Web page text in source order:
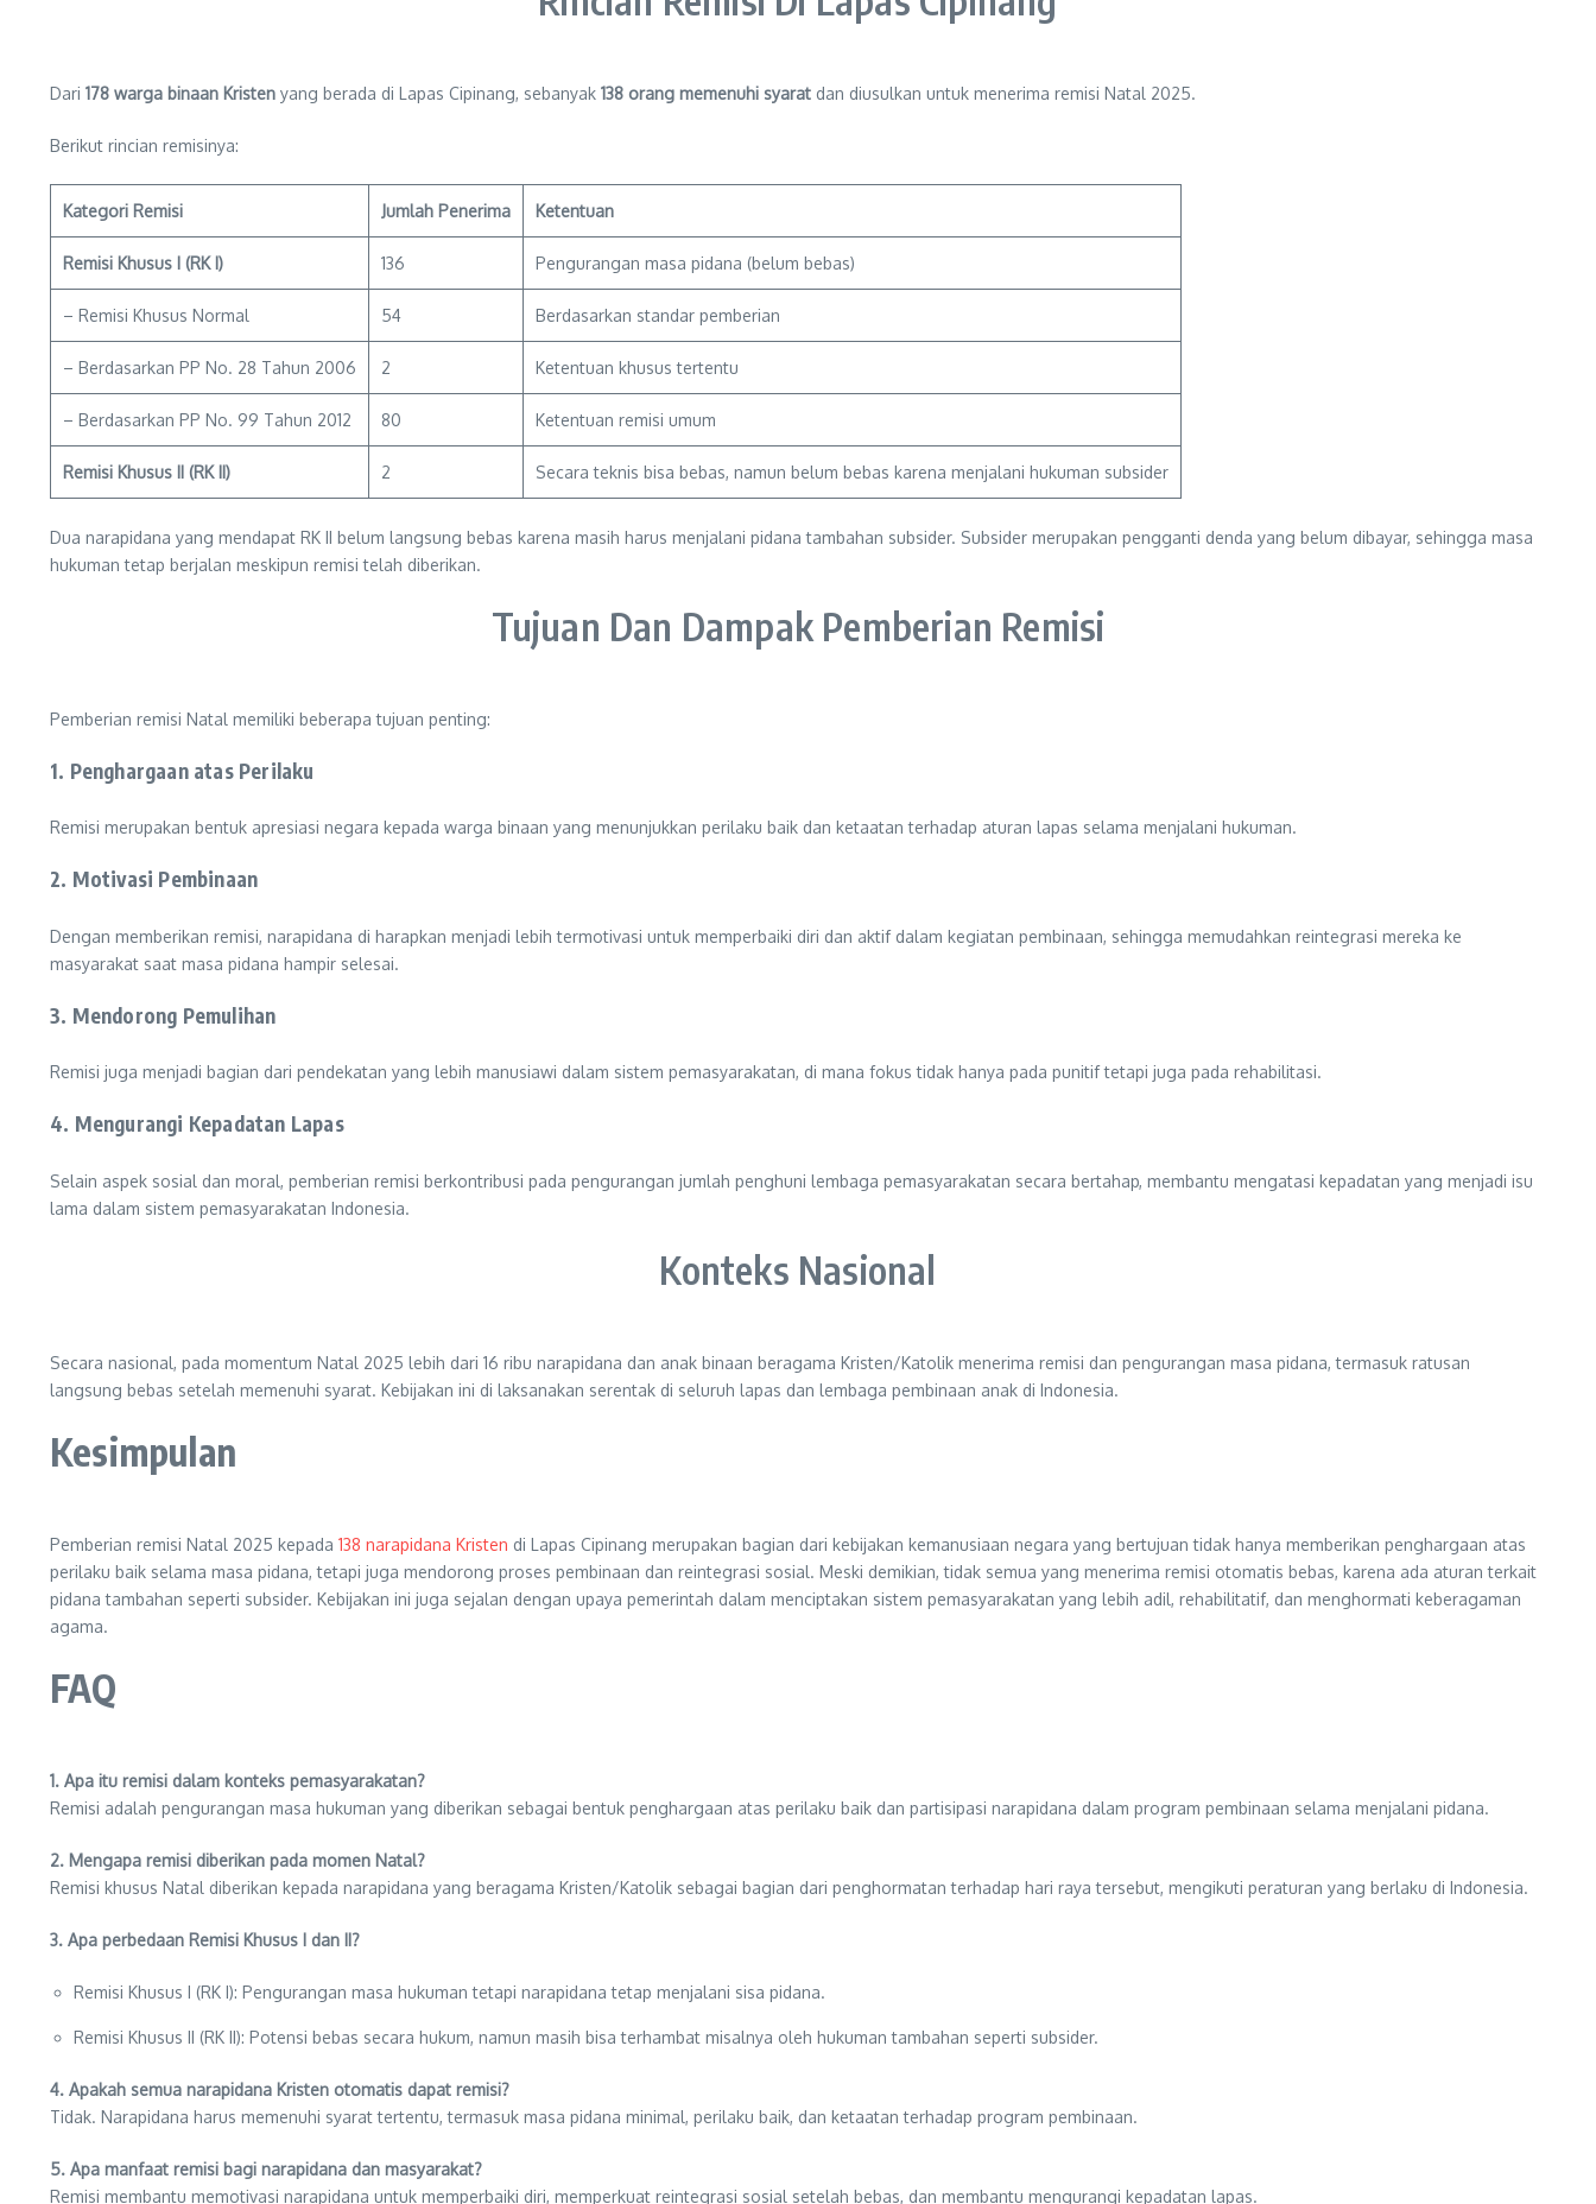
Dari 178 warga binaan Kristen yang berada di Lapas Cipinang, sebanyak 138 orang memenuhi syarat dan diusulkan untuk menerima remisi Natal 2025.
Berikut rincian remisinya:
Kategori Remisi Jumlah Penerima Ketentuan
Remisi Khusus I (RK I) 136 Pengurangan masa pidana (belum bebas)
– Remisi Khusus Normal 54 Berdasarkan standar pemberian
– Berdasarkan PP No. 28 Tahun 2006 2 Ketentuan khusus tertentu
– Berdasarkan PP No. 99 Tahun 2012 80 Ketentuan remisi umum
Remisi Khusus II (RK II) 2 Secara teknis bisa bebas, namun belum bebas karena menjalani hukuman subsider
Dua narapidana yang mendapat RK II belum langsung bebas karena masih harus menjalani pidana tambahan subsider. Subsider merupakan pengganti denda yang belum dibayar, sehingga masa
hukuman tetap berjalan meskipun remisi telah diberikan.
Tujuan Dan Dampak Pemberian Remisi
Pemberian remisi Natal memiliki beberapa tujuan penting:
1. Penghargaan atas Perilaku
Remisi merupakan bentuk apresiasi negara kepada warga binaan yang menunjukkan perilaku baik dan ketaatan terhadap aturan lapas selama menjalani hukuman.
2. Motivasi Pembinaan
Dengan memberikan remisi, narapidana di harapkan menjadi lebih termotivasi untuk memperbaiki diri dan aktif dalam kegiatan pembinaan, sehingga memudahkan reintegrasi mereka ke
masyarakat saat masa pidana hampir selesai.
3. Mendorong Pemulihan
Remisi juga menjadi bagian dari pendekatan yang lebih manusiawi dalam sistem pemasyarakatan, di mana fokus tidak hanya pada punitif tetapi juga pada rehabilitasi.
4. Mengurangi Kepadatan Lapas
Selain aspek sosial dan moral, pemberian remisi berkontribusi pada pengurangan jumlah penghuni lembaga pemasyarakatan secara bertahap, membantu mengatasi kepadatan yang menjadi isu
lama dalam sistem pemasyarakatan Indonesia.
Konteks Nasional
Secara nasional, pada momentum Natal 2025 lebih dari 16 ribu narapidana dan anak binaan beragama Kristen/Katolik menerima remisi dan pengurangan masa pidana, termasuk ratusan
langsung bebas setelah memenuhi syarat. Kebijakan ini di laksanakan serentak di seluruh lapas dan lembaga pembinaan anak di Indonesia.
Kesimpulan
Pemberian remisi Natal 2025 kepada 138 narapidana Kristen di Lapas Cipinang merupakan bagian dari kebijakan kemanusiaan negara yang bertujuan tidak hanya memberikan penghargaan atas
perilaku baik selama masa pidana, tetapi juga mendorong proses pembinaan dan reintegrasi sosial. Meski demikian, tidak semua yang menerima remisi otomatis bebas, karena ada aturan terkait
pidana tambahan seperti subsider. Kebijakan ini juga sejalan dengan upaya pemerintah dalam menciptakan sistem pemasyarakatan yang lebih adil, rehabilitatif, dan menghormati keberagaman
agama.
FAQ
1. Apa itu remisi dalam konteks pemasyarakatan?
Remisi adalah pengurangan masa hukuman yang diberikan sebagai bentuk penghargaan atas perilaku baik dan partisipasi narapidana dalam program pembinaan selama menjalani pidana.
2. Mengapa remisi diberikan pada momen Natal?
Remisi khusus Natal diberikan kepada narapidana yang beragama Kristen/Katolik sebagai bagian dari penghormatan terhadap hari raya tersebut, mengikuti peraturan yang berlaku di Indonesia.
3. Apa perbedaan Remisi Khusus I dan II?
Remisi Khusus I (RK I): Pengurangan masa hukuman tetapi narapidana tetap menjalani sisa pidana.
Remisi Khusus II (RK II): Potensi bebas secara hukum, namun masih bisa terhambat misalnya oleh hukuman tambahan seperti subsider.
4. Apakah semua narapidana Kristen otomatis dapat remisi?
Tidak. Narapidana harus memenuhi syarat tertentu, termasuk masa pidana minimal, perilaku baik, dan ketaatan terhadap program pembinaan.
5. Apa manfaat remisi bagi narapidana dan masyarakat?
Remisi membantu memotivasi narapidana untuk memperbaiki diri, memperkuat reintegrasi sosial setelah bebas, dan membantu mengurangi kepadatan lapas.